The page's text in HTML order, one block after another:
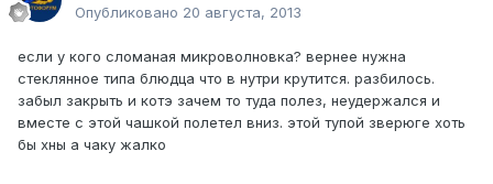
Опубликовано 20 августа, 2013
если у кого сломаная микроволновка? вернее нужна
стеклянное типа блюдца что в нутри крутится. разбилось.
забыл закрыть и котэ зачем то туда полез, неудержался и
вместе с этой чашкой полетел вниз. этой тупой зверюге хоть
бы хны а чаку жалко